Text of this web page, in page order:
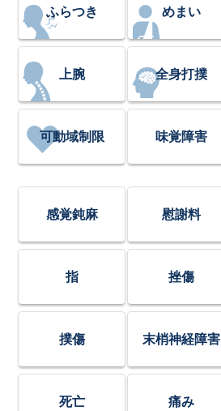
ふらつき めまい
上腕 全身打撲
可動域制限 味覚障害
感覚鈍麻 慰謝料
指 挫傷
撲傷 末梢神経障害
死亡 痛み